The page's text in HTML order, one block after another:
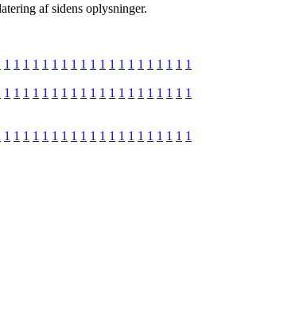
af sidens oplysninger.
1 1 1 1 1 1 1 1 1 1 1 1 1 1 1 1 1 1 1 1
1 1 1 1 1 1 1 1 1 1 1 1 1 1 1 1 1 1 1 1
1 1 1 1 1 1 1 1 1 1 1 1 1 1 1 1 1 1 1 1